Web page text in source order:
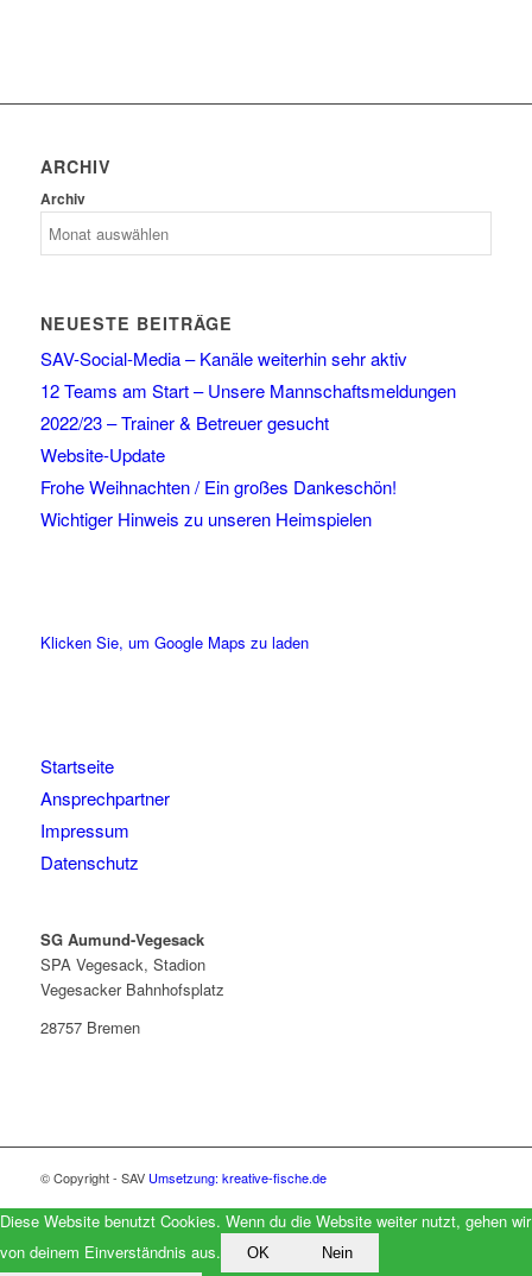
ARCHIV
Archiv
NEUESTE BEITRÄGE
SAV-Social-Media – Kanäle weiterhin sehr aktiv
12 Teams am Start – Unsere Mannschaftsmeldungen
2022/23 – Trainer & Betreuer gesucht
Website-Update
Frohe Weihnachten / Ein großes Dankeschön!
Wichtiger Hinweis zu unseren Heimspielen
Klicken Sie, um Google Maps zu laden
Startseite
Ansprechpartner
Impressum
Datenschutz
SG Aumund-Vegesack
SPA Vegesack, Stadion
Vegesacker Bahnhofsplatz
28757 Bremen
© Copyright - SAV Umsetzung: kreative-fische.de
Diese Website benutzt Cookies. Wenn du die Website weiter nutzt, gehen wir
von deinem Einverständnis aus.
OK Nein